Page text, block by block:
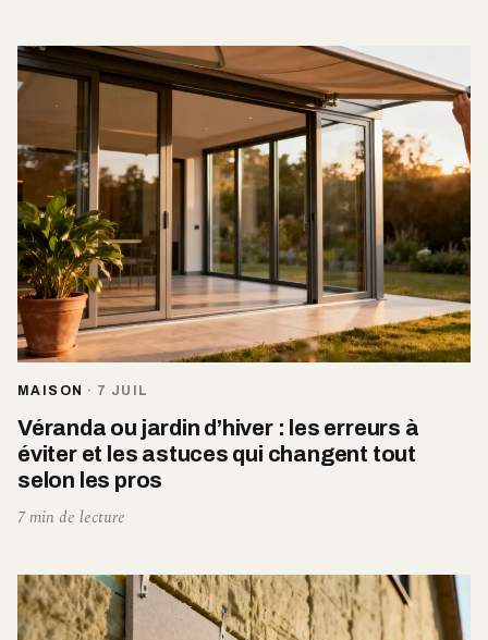
MAISON · 7 JUIL
Véranda ou jardin d’hiver : les erreurs à
éviter et les astuces qui changent tout
selon les pros
7 min de lecture